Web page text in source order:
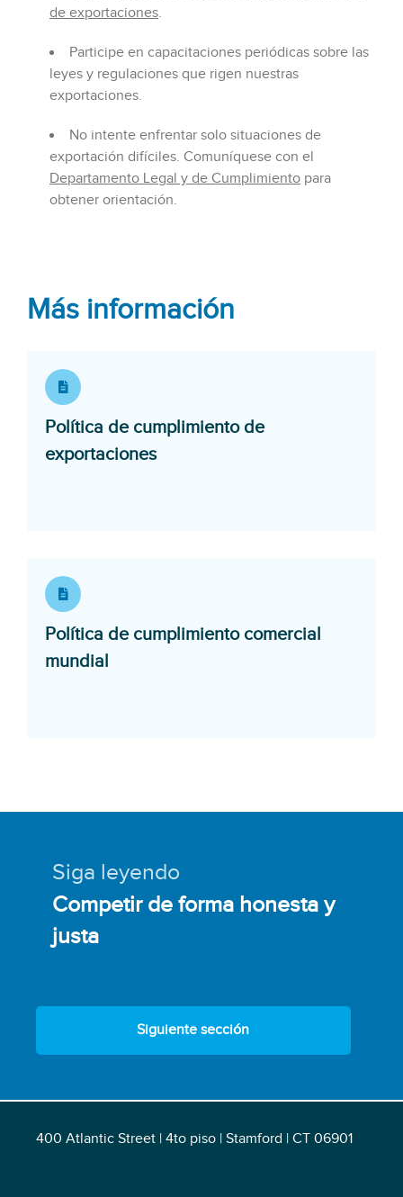
de exportaciones.
Participe en capacitaciones periódicas sobre las
leyes y regulaciones que rigen nuestras
exportaciones.
No intente enfrentar solo situaciones de
exportación difíciles. Comuníquese con el
Departamento Legal y de Cumplimiento para
obtener orientación.
Más información
Política de cumplimiento de
exportacionesOpens in a new window
Política de cumplimiento comercial
mundial
Siga leyendo
Competir de forma honesta y
justa
Siguiente sección
400 Atlantic Street | 4to piso | Stamford | CT 06901